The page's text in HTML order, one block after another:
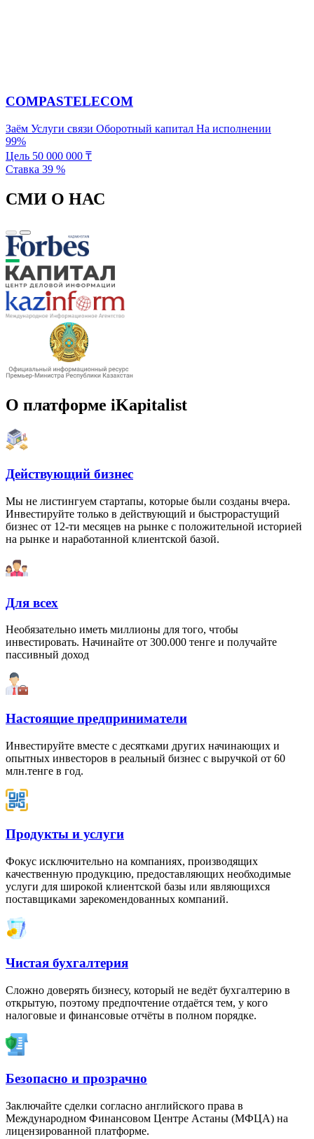
COMPASTELECOM
Заём Услуги связи Оборотный капитал На исполнении
99%
Цель 50 000 000 ₸
Ставка 39 %
СМИ О НАС
О платформе iKapitalist
Действующий бизнес
Мы не листингуем стартапы, которые были созданы вчера.
Инвестируйте только в действующий и быстрорастущий
бизнес от 12-ти месяцев на рынке с положительной историей
на рынке и наработанной клиентской базой.
Для всех
Необязательно иметь миллионы для того, чтобы
инвестировать. Начинайте от 300.000 тенге и получайте
пассивный доход
Настоящие предприниматели
Инвестируйте вместе с десятками других начинающих и
опытных инвесторов в реальный бизнес с выручкой от 60
млн.тенге в год.
Продукты и услуги
Фокус исключительно на компаниях, производящих
качественную продукцию, предоставляющих необходимые
услуги для широкой клиентской базы или являющихся
поставщиками зарекомендованных компаний.
Чистая бухгалтерия
Сложно доверять бизнесу, который не ведёт бухгалтерию в
открытую, поэтому предпочтение отдаётся тем, у кого
налоговые и финансовые отчёты в полном порядке.
Безопасно и прозрачно
Заключайте сделки согласно английского права в
Международном Финансовом Центре Астаны (МФЦА) на
лицензированной платформе.